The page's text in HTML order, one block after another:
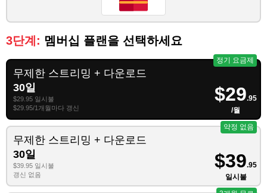
3단계: 멤버십 플랜을 선택하세요
무제한 스트리밍 + 다운로드
30일
$29.95 일시불
$29.95/1개월마다 갱신
$29.95
/월
정기 요금제
무제한 스트리밍 + 다운로드
30일
$39.95 일시불
갱신 없음
$39.95
일시불
약정 없음